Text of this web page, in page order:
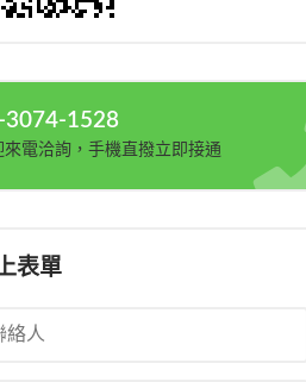
3074-1528
來電洽詢，手機直撥立即接通
表單